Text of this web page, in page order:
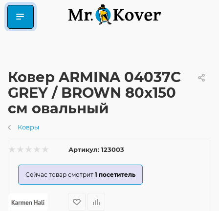
Ковер ARMINA 04037C
GREY / BROWN 80x150
см овальный
Ковры
Артикул: 123003
Сейчас товар смотрит 1 посетитель